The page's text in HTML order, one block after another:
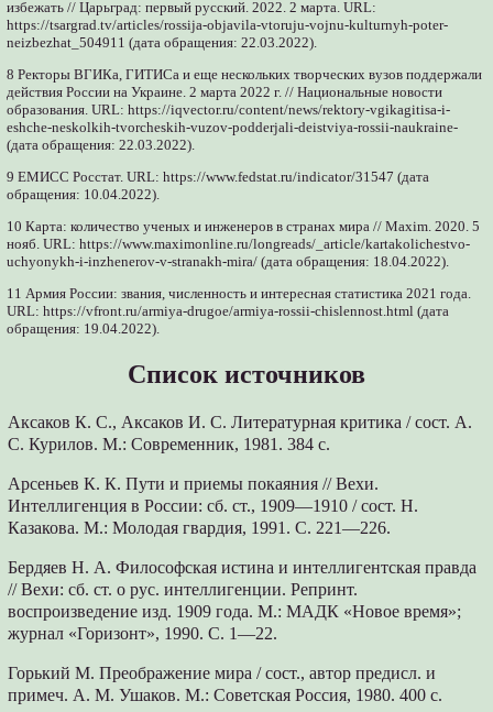
избежать // Царьград: первый русский. 2022. 2 марта. URL:
https://tsargrad.tv/articles/rossija-objavila-vtoruju-vojnu-kulturnyh-poter-
neizbezhat_504911 (дата обращения: 22.03.2022).
8 Ректоры ВГИКа, ГИТИСа и еще нескольких творческих вузов поддержали
действия России на Украине. 2 марта 2022 г. // Национальные новости
образования. URL: https://iqvector.ru/content/news/rektory-vgikagitisa-i-
eshche-neskolkih-tvorcheskih-vuzov-podderjali-deistviya-rossii-naukraine-
(дата обращения: 22.03.2022).
9 ЕМИСС Росстат. URL: https://www.fedstat.ru/indicator/31547 (дата
обращения: 10.04.2022).
10 Карта: количество ученых и инженеров в странах мира // Maxim. 2020. 5
нояб. URL: https://www.maximonline.ru/longreads/_article/kartakolichestvo-
uchyonykh-i-inzhenerov-v-stranakh-mira/ (дата обращения: 18.04.2022).
11 Армия России: звания, численность и интересная статистика 2021 года.
URL: https://vfront.ru/armiya-drugoe/armiya-rossii-chislennost.html (дата
обращения: 19.04.2022).
Список источников
Аксаков К. С., Аксаков И. С. Литературная критика / сост. А.
С. Курилов. М.: Современник, 1981. 384 с.
Арсеньев К. К. Пути и приемы покаяния // Вехи.
Интеллигенция в России: сб. ст., 1909—1910 / сост. Н.
Казакова. М.: Молодая гвардия, 1991. С. 221—226.
Бердяев Н. А. Философская истина и интеллигентская правда
// Вехи: сб. ст. о рус. интеллигенции. Репринт.
воспроизведение изд. 1909 года. М.: МАДК «Новое время»;
журнал «Горизонт», 1990. С. 1—22.
Горький М. Преображение мира / сост., автор предисл. и
примеч. А. М. Ушаков. М.: Советская Россия, 1980. 400 с.